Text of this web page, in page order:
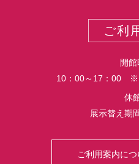
ご利
開館
10：00～17：00 ※
休
展示替え期
ご利用案内に